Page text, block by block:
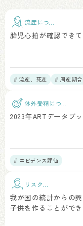
流産につい
胎児心拍が確認でき
# 流産、死産 # 周産期
体外受精につい
て
2023年ARTデータブ
# エビデンス評価
リスク因
我が国の統計からの
子供を作ることがで